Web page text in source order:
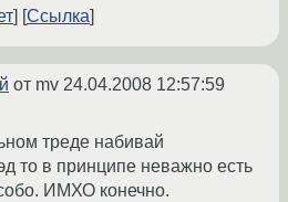
Ссылка
от mv 24.04.2008 12:57:59
треде набивай
то в принципе неважно есть
ИМХО конечно.